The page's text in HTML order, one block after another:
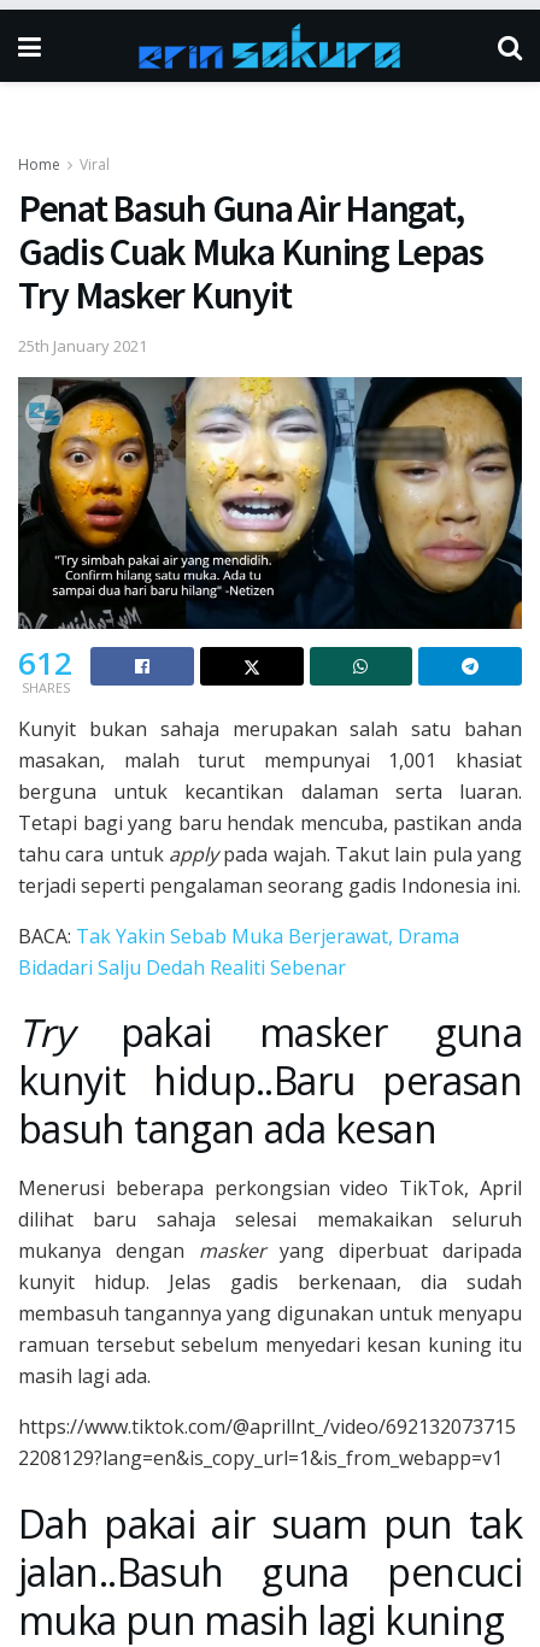
Home Viral
Penat Basuh Guna Air Hangat,
Gadis Cuak Muka Kuning Lepas
Try Masker Kunyit
25th January 2021
612
SHARES
Kunyit bukan sahaja merupakan salah satu bahan
masakan, malah turut mempunyai 1,001 khasiat
berguna untuk kecantikan dalaman serta luaran.
Tetapi bagi yang baru hendak mencuba, pastikan anda
tahu cara untuk applypada wajah. Takut lain pula yang
terjadi seperti pengalaman seorang gadis Indonesia ini.
BACA: Tak Yakin Sebab Muka Berjerawat, Drama
Bidadari Salju Dedah Realiti Sebenar
Trypakai masker guna
kunyit hidup..Baru perasan
basuh tangan ada kesan
Menerusi beberapa perkongsian video TikTok, April
dilihat baru sahaja selesai memakaikan seluruh
mukanya dengan maskeryang diperbuat daripada
kunyit hidup. Jelas gadis berkenaan, dia sudah
membasuh tangannya yang digunakan untuk menyapu
ramuan tersebut sebelum menyedari kesan kuning itu
masih lagi ada.
https://www.tiktok.com/@aprillnt_/video/692132073715
2208129?lang=en&is_copy_url=1&is_from_webapp=v1
Dah pakai air suam pun tak
jalan..Basuh guna pencuci
muka pun masih lagi kuning